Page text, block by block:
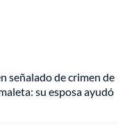
señalado de crimen de
su esposa ayudó